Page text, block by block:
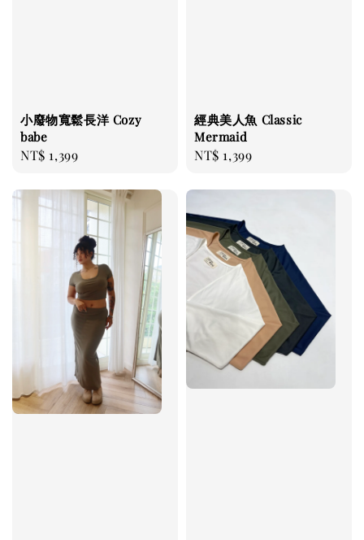
小廢物寬鬆長洋 Cozy
babe
Regular
NT$ 1,399
經典美人魚 Classic
Mermaid
Regular
NT$ 1,399